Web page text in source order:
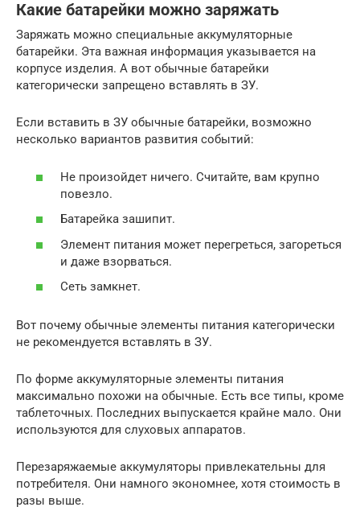
Какие батарейки можно заряжать
Заряжать можно специальные аккумуляторные
батарейки. Эта важная информация указывается на
корпусе изделия. А вот обычные батарейки
категорически запрещено вставлять в ЗУ.
Если вставить в ЗУ обычные батарейки, возможно
несколько вариантов развития событий:
Не произойдет ничего. Считайте, вам крупно
повезло.
Батарейка зашипит.
Элемент питания может перегреться, загореться
и даже взорваться.
Сеть замкнет.
Вот почему обычные элементы питания категорически
не рекомендуется вставлять в ЗУ.
По форме аккумуляторные элементы питания
максимально похожи на обычные. Есть все типы, кроме
таблеточных. Последних выпускается крайне мало. Они
используются для слуховых аппаратов.
Перезаряжаемые аккумуляторы привлекательны для
потребителя. Они намного экономнее, хотя стоимость в
разы выше.